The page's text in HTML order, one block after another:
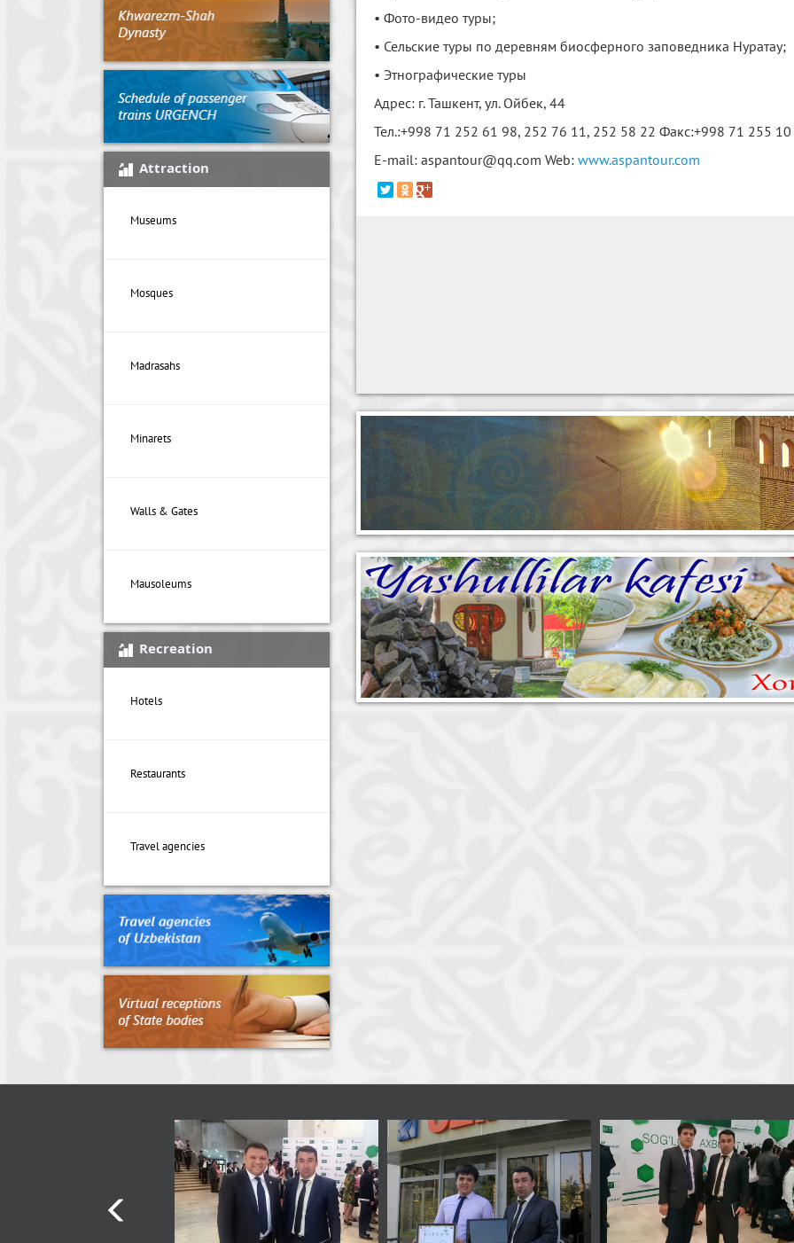
Attraction
Museums
Mosques
Madrasahs
Minarets
Walls & Gates
Mausoleums
Recreation
Hotels
Restaurants
Travel agencies
• Фото-видео туры;
• Сельские туры по деревням биосферного заповедника Нуратау;
• Этнографические туры
Адрес: г. Ташкент, ул. Ойбек, 44
Тел.:+998 71 252 61 98, 252 76 11, 252 58 22 Факс:+998 71 255
E-mail: aspantour@qq.com Web: www.aspantour.com